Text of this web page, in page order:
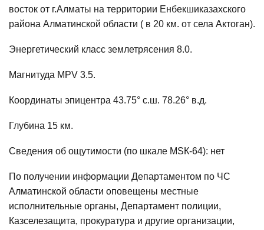
восток от г.Алматы на территории Енбекшиказахского
района Алматинской области ( в 20 км. от села Актоган).
Энергетический класс землетрясения 8.0.
Магнитуда MPV 3.5.
Координаты эпицентра 43.75° с.ш. 78.26° в.д.
Глубина 15 км.
Сведения об ощутимости (по шкале МSК-64): нет
По получении информации Департаментом по ЧС
Алматинской области оповещены местные
исполнительные органы, Департамент полиции,
Казселезащита, прокуратура и другие организации,